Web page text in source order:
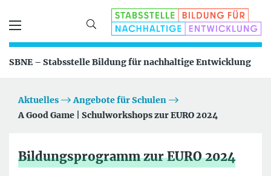
SBNE – Stabsstelle Bildung für nachhaltige Entwicklung
Aktuelles
Angebote für Schulen
A Good Game | Schulworkshops zur EURO 2024
Bildungsprogramm zur EURO 2024